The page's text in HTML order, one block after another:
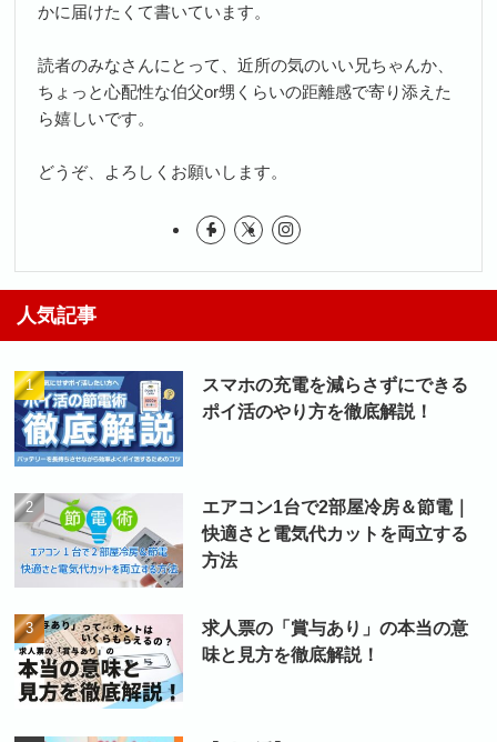
かに届けたくて書いています。
読者のみなさんにとって、近所の気のいい兄ちゃんか、
ちょっと心配性な伯父or甥くらいの距離感で寄り添えた
ら嬉しいです。
どうぞ、よろしくお願いします。
人気記事
スマホの充電を減らさずにできる
ポイ活のやり方を徹底解説！
エアコン1台で2部屋冷房＆節電｜
快適さと電気代カットを両立する
方法
求人票の「賞与あり」の本当の意
味と見方を徹底解説！